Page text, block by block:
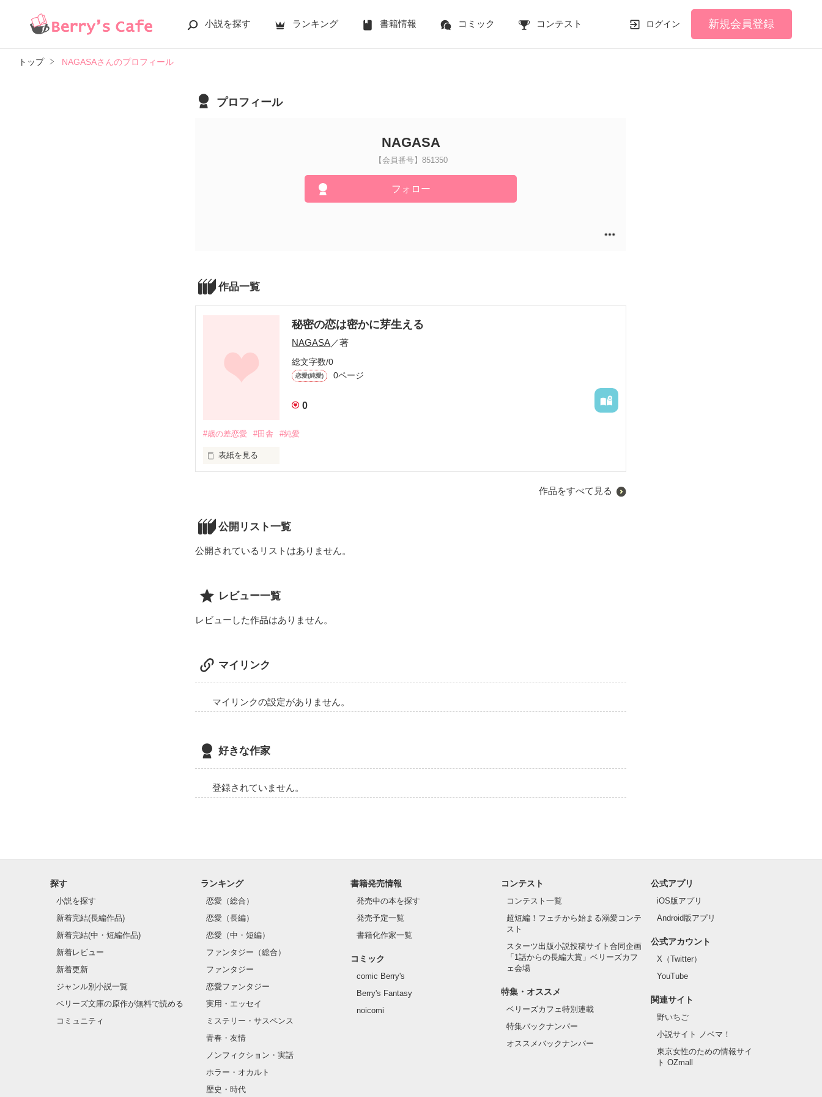
小説を探す ランキング 書籍情報 コミック コンテスト ログイン 新規会員登録
トップ NAGASAさんのプロフィール
プロフィール
NAGASA
【会員番号】851350
フォロー
作品一覧
秘密の恋は密かに芽生える
NAGASA／著
総文字数/0
恋愛(純愛) 0ページ
0
#歳の差恋愛 #田舎 #純愛
表紙を見る
作品をすべて見る
公開リスト一覧
公開されているリストはありません。
レビュー一覧
レビューした作品はありません。
マイリンク
マイリンクの設定がありません。
好きな作家
登録されていません。
探す
小説を探す
新着完結(長編作品)
新着完結(中・短編作品)
新着レビュー
新着更新
ジャンル別小説一覧
ベリーズ文庫の原作が無料で読める
コミュニティ
ランキング
恋愛（総合）
恋愛（長編）
恋愛（中・短編）
ファンタジー（総合）
ファンタジー
恋愛ファンタジー
実用・エッセイ
ミステリー・サスペンス
青春・友情
ノンフィクション・実話
ホラー・オカルト
歴史・時代
書籍発売情報
発売中の本を探す
発売予定一覧
書籍化作家一覧
コミック
comic Berry's
Berry's Fantasy
noicomi
コンテスト
コンテスト一覧
超短編！フェチから始まる溺愛コンテ
スト
スターツ出版小説投稿サイト合同企画
「1話からの長編大賞」ベリーズカフ
ェ会場
特集・オススメ
ベリーズカフェ特別連載
特集バックナンバー
オススメバックナンバー
公式アプリ
iOS版アプリ
Android版アプリ
公式アカウント
X（Twitter）
YouTube
関連サイト
野いちご
小説サイト ノベマ！
東京女性のための情報サイ
ト OZmall